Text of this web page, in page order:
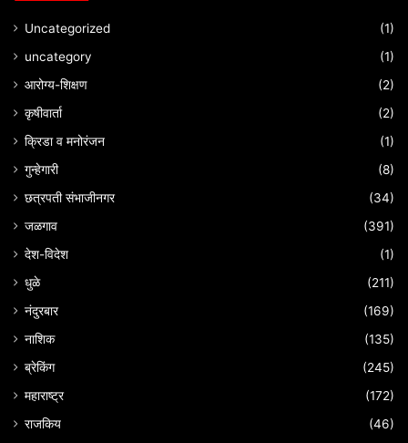
Uncategorized
(1)
uncategory
(1)
आरोग्य-शिक्षण
(2)
कृषीवार्ता
(2)
क्रिडा व मनोरंजन
(1)
गुन्हेगारी
(8)
छत्रपती संभाजीनगर
(34)
जळगाव
(391)
देश-विदेश
(1)
धुळे
(211)
नंदुरबार
(169)
नाशिक
(135)
ब्रेकिंग
(245)
महाराष्ट्र
(172)
राजकिय
(46)